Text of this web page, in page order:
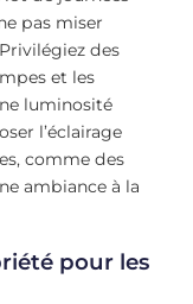
pas miser
des
et les
luminosité
l’éclairage
comme des
ambiance à la
pour les